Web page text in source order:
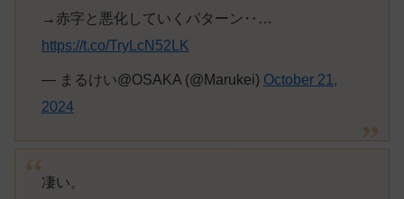
→赤字と悪化していくパターン‥…
https://t.co/TryLcN52LK
— まるけい@OSAKA (@Marukei) October 21,
2024
凄い。